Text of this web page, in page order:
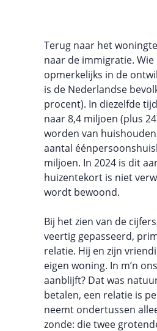
Terug naar het
naar de immigratie.
opmerkelijks in de
is de Nederlandse
procent). In diezelfde
naar 8,4 miljoen (plus
worden van
aantal
miljoen. In 2024 is dit
huizentekort is niet
wordt bewoond.
Bij het zien van de
veertig gepasseerd,
relatie. Hij en zijn
eigen woning. In m’n
aanblijft? Dat was
betalen, een relatie is
neemt ondertussen
zonde: die twee